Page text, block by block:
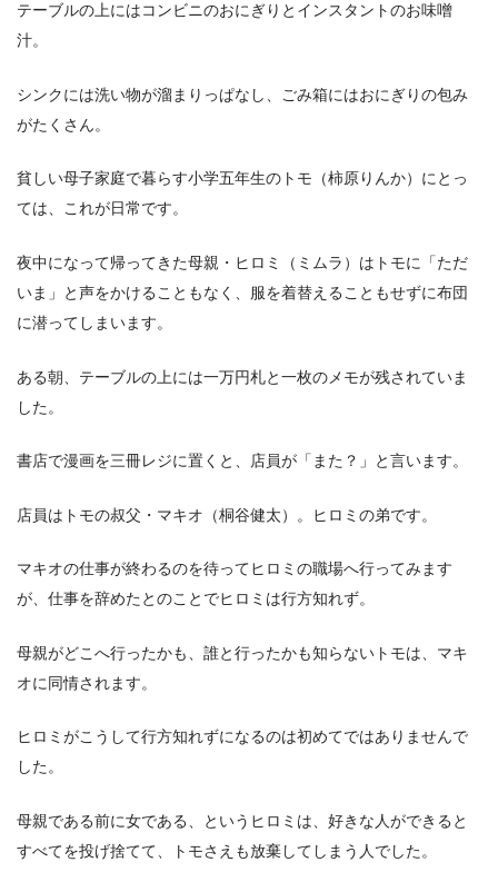
テーブルの上にはコンビニのおにぎりとインスタントのお味噌
汁。
シンクには洗い物が溜まりっぱなし、ごみ箱にはおにぎりの包み
がたくさん。
貧しい母子家庭で暮らす小学五年生のトモ（柿原りんか）にとっ
ては、これが日常です。
夜中になって帰ってきた母親・ヒロミ（ミムラ）はトモに「ただ
いま」と声をかけることもなく、服を着替えることもせずに布団
に潜ってしまいます。
ある朝、テーブルの上には一万円札と一枚のメモが残されていま
した。
書店で漫画を三冊レジに置くと、店員が「また？」と言います。
店員はトモの叔父・マキオ（桐谷健太）。ヒロミの弟です。
マキオの仕事が終わるのを待ってヒロミの職場へ行ってみます
が、仕事を辞めたとのことでヒロミは行方知れず。
母親がどこへ行ったかも、誰と行ったかも知らないトモは、マキ
オに同情されます。
ヒロミがこうして行方知れずになるのは初めてではありませんで
した。
母親である前に女である、というヒロミは、好きな人ができると
すべてを投げ捨てて、トモさえも放棄してしまう人でした。